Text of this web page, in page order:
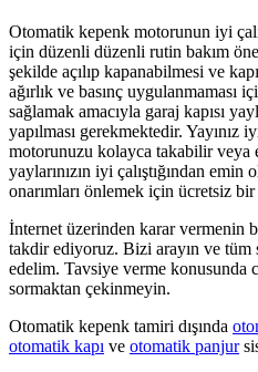
Otomatik kepenk motorunun iyi
için düzenli düzenli rutin bakım
şekilde açılıp kapanabilmesi ve
ağırlık ve basınç uygulanmaması
sağlamak amacıyla garaj kapısı
yapılması gerekmektedir. Yayınız
motorunuzu kolayca takabilir veya
yaylarınızın iyi çalıştığından
onarımları önlemek için ücretsiz
İnternet üzerinden karar vermenin
takdir ediyoruz. Bizi arayın ve tüm
edelim. Tavsiye verme konusunda
sormaktan çekinmeyin.
Otomatik kepenk tamiri dışında
otomatik kapı ve otomatik panjur